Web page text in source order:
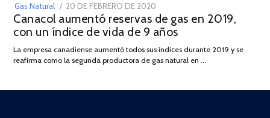
Gas Natural
POSTED
ON
20 DE FEBRERO DE 2020
DE
JULIO
2025
Canacol aumentó reservas de gas en 2019,
con un índice de vida de 9 años
La empresa canadiense aumentó todos sus índices durante 2019 y se
reafirma como la segunda productora de gas natural en …